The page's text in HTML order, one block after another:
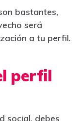
bastantes,
será
a tu perfil.
perfil
social, debes